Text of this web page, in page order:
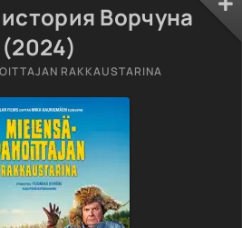
Ворчуна
(2024)
RAKKAUSTARINA